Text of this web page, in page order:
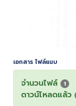
เอกสาร ไฟล์แนบ
จำนวนไฟล์ 1
ดาวน์โหลดแล้ว